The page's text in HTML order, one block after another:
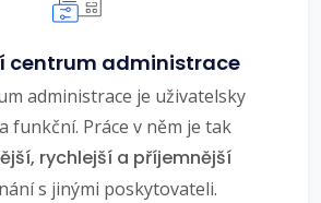
centrum administrace
administrace je uživatelsky
funkční. Práce v něm je tak
rychlejší a příjemnější
s jinými poskytovateli.